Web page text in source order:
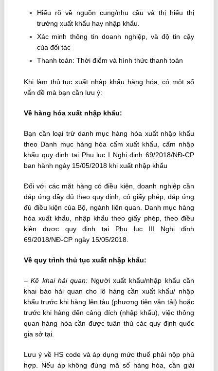
Hiểu rõ về nguồn cung/nhu cầu và thị hiếu thị
trường xuất khẩu hay nhập khẩu.
Xác minh thông tin doanh nghiệp, và độ tin cậy
của đối tác
Thanh toán: Thời điểm và hình thức thanh toán
Khi làm thủ tục xuất nhập khẩu hàng hóa, có một số
vấn đề mà bạn cần lưu ý:
Về hàng hóa xuất nhập khẩu:
Bạn cần loại trừ danh mục hàng hóa xuất nhập khẩu
theo Danh mục hàng hóa cấm xuất khẩu, cấm nhập
khẩu quy định tại Phụ lục I Nghị định 69/2018/NĐ-CP
ban hành ngày 15/05/2018 khi xuất nhập khẩu
Đối với các mặt hàng có điều kiện, doanh nghiệp cần
đáp ứng đầy đủ theo quy định, có giấy phép, đáp ứng
đủ điều kiện của Bộ, ngành liên quan. Danh mục hàng
hóa xuất khẩu, nhập khẩu theo giấy phép, theo điều
kiện được quy định tại Phụ lục III Nghị định
69/2018/NĐ-CP ngày 15/05/2018.
Về quy trình thủ tục xuất nhập khẩu:
–Kê khai hải quan: Người xuất khẩu/nhập khẩu cần
khai báo hải quan cho lô hàng cần xuất khẩu/ nhập
khẩu trước khi hàng lên tàu (phương tiện vận tải) hoặc
trước khi hàng đến cảng đích (nhập khẩu), việc thông
quan hàng hóa cần được tuân thủ các quy định quốc
gia sở tại.
Lưu ý về HS code và áp dụng mức thuế phải nộp phù
hợp. Nếu áp không đúng mã số hàng hóa, cần giải